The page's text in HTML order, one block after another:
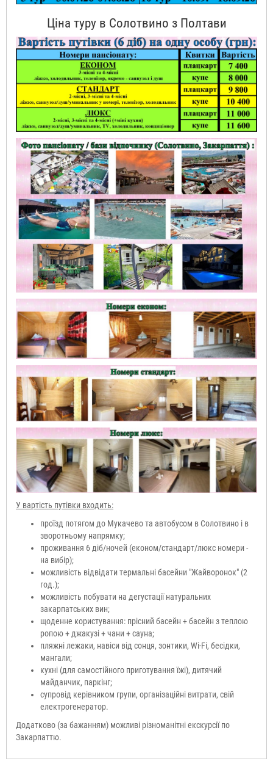
Ціна туру в Солотвино з Полтави
У вартість путівки входить:
проїзд потягом до Мукачево та автобусом в Солотвино і в
зворотньому напрямку;
проживання 6 діб/ночей (економ/стандарт/люкс номери -
на вибір);
можливість відвідати термальні басейни "Жайворонок" (2
год.);
можливість побувати на дегустації натуральних
закарпатських вин;
щоденне користування: прісний басейн + басейн з теплою
ропою + джакузі + чани + сауна;
пляжні лежаки, навіси від сонця, зонтики, Wi-Fi, бесідки,
мангали;
кухні (для самостійного приготування їжі), дитячий
майданчик, паркінг;
супровід керівником групи, організаційні витрати, свій
електрогенератор.
Додатково (за бажанням) можливі різноманітні екскурсії по
Закарпаттю.